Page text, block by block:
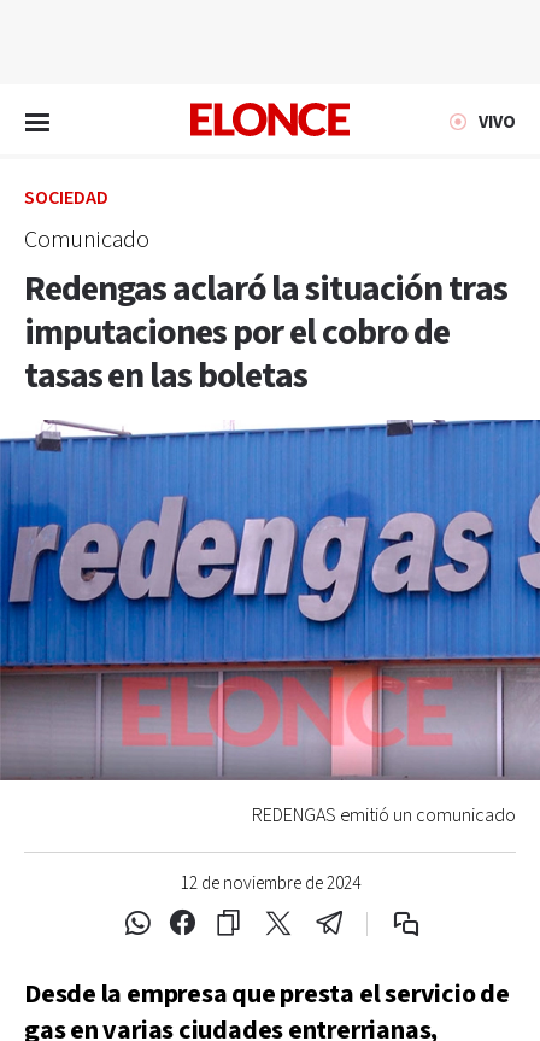
VIVO
SOCIEDAD
Comunicado
Redengas aclaró la situación tras
imputaciones por el cobro de
tasas en las boletas
12 de noviembre de 2024
REDENGAS emitió un comunicado
Desde la empresa que presta el servicio de
gas en varias ciudades entrerrianas,